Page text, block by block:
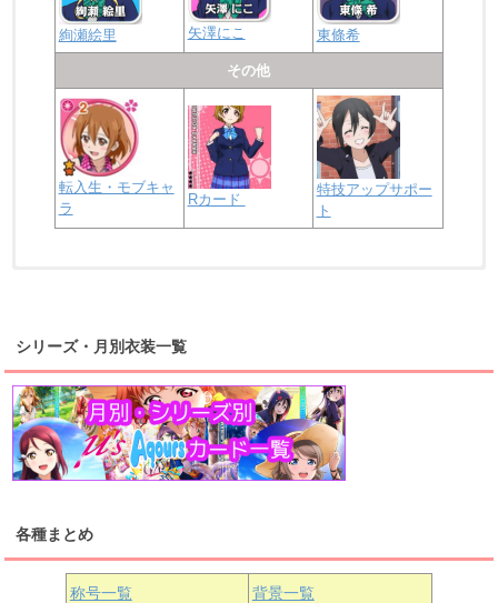
絢瀬絵里 矢澤にこ 東條希
その他
転入生・モブキャ
ラ
Rカード
特技アップサポー
ト
桜内梨子 高海千歌 渡辺曜
浦の星女学院1年生
津島善子 黒澤ルビィ
上原歩夢 宮下愛 優木せつ菜
虹ヶ咲学園1年生
中須かすみ 天王寺璃奈
シリーズ・月別衣装一覧
各種まとめ
称号一覧 背景一覧